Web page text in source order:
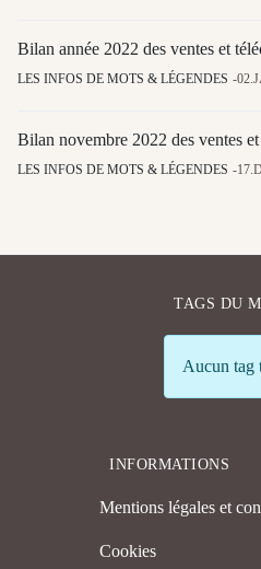
Bilan année 2022 des ventes et
LES INFOS DE MOTS & LÉGENDES
Bilan novembre 2022 des ventes
LES INFOS DE MOTS & LÉGENDES
TAGS DU
Info
Aucun tag
INFORMATIONS
Mentions légales et
Cookies